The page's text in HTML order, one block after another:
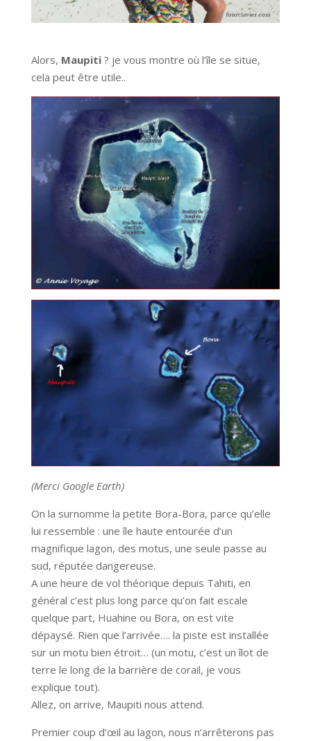
Alors, Maupiti? je vous montre où l’île se situe,
cela peut être utile..
(Merci Google Earth)
On la surnomme la petite Bora-Bora, parce qu’elle
lui ressemble : une île haute entourée d’un
magnifique lagon, des motus, une seule passe au
sud, réputée dangereuse.
A une heure de vol théorique depuis Tahiti, en
général c’est plus long parce qu’on fait escale
quelque part, Huahine ou Bora, on est vite
dépaysé. Rien que l’arrivée…. la piste est installée
sur un motu bien étroit… (un motu, c’est un îlot de
terre le long de la barrière de corail, je vous
explique tout).
Allez, on arrive, Maupiti nous attend.
Premier coup d’œil au lagon, nous n’arrêterons pas